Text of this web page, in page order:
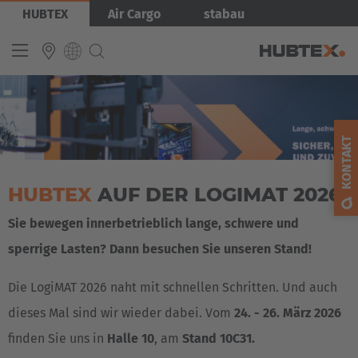
Direkt
Inhalt
HUBTEX Air Cargo stabau
INTERNATIONAL
English
Español
Français
Bild
HUBTEX AUF DER LOGIMAT 2026
Sie bewegen innerbetrieblich lange, schwere und
sperrige Lasten? Dann besuchen Sie unseren Stand!
Die LogiMAT 2026 naht mit schnellen Schritten. Und auch
dieses Mal sind wir wieder dabei. Vom 24. - 26. März 2026
finden Sie uns in Halle 10, am Stand 10C31.
KONTAKT